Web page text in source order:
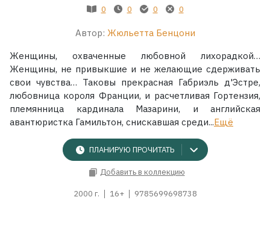
0 0 0 0
Автор: Жюльетта Бенцони
Женщины, охваченные любовной лихорадкой…
Женщины, не привыкшие и не желающие сдерживать
свои чувства… Таковы прекрасная Габриэль д'Эстре,
любовница короля Франции, и расчетливая Гортензия,
племянница кардинала Мазарини, и английская
авантюристка Гамильтон, снискавшая среди...Ещё
ПЛАНИРУЮ ПРОЧИТАТЬ
Добавить в коллекцию
2000 г. 16+ 9785699698738